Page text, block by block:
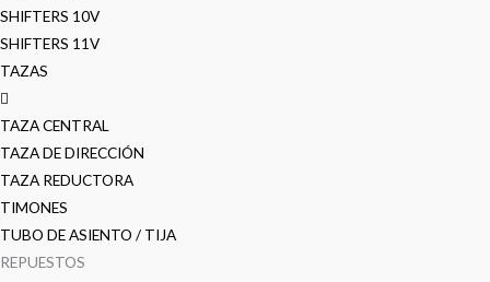
SHIFTERS 10V
SHIFTERS 11V
TAZAS
TAZA CENTRAL
TAZA DE DIRECCIÓN
TAZA REDUCTORA
TIMONES
TUBO DE ASIENTO / TIJA
REPUESTOS